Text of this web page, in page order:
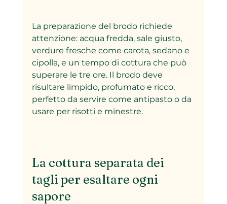
La preparazione del brodo richiede
attenzione: acqua fredda, sale giusto,
verdure fresche come carota, sedano e
cipolla, e un tempo di cottura che può
superare le tre ore. Il brodo deve
risultare limpido, profumato e ricco,
perfetto da servire come antipasto o da
usare per risotti e minestre.
La cottura separata dei
tagli per esaltare ogni
sapore